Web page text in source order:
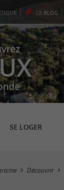
LE BLOG
SE LOGER
Découvrir